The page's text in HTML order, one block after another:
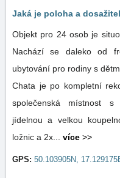
Jaká je poloha a
Objekt pro 24 osob je
Nachází se daleko od
ubytování pro rodiny s
Chata je po kompletní
společenská místnost s
jídelnou a velkou
ložnic a 2x... více >>
GPS: 50.103905N,